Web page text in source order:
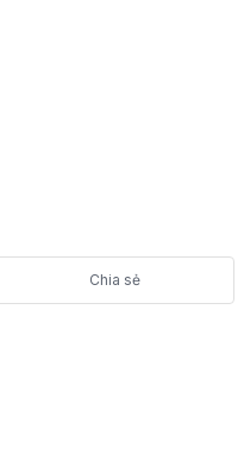
Chia sẻ